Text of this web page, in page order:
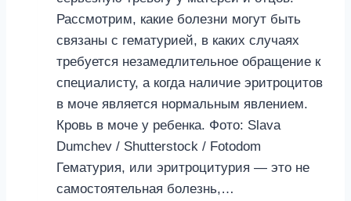
Рассмотрим, какие болезни могут быть
связаны с гематурией, в каких случаях
требуется незамедлительное обращение к
специалисту, а когда наличие эритроцитов
в моче является нормальным явлением.
Кровь в моче у ребенка. Фото: Slava
Dumchev / Shutterstock / Fotodom
Гематурия, или эритроцитурия — это не
самостоятельная болезнь,…